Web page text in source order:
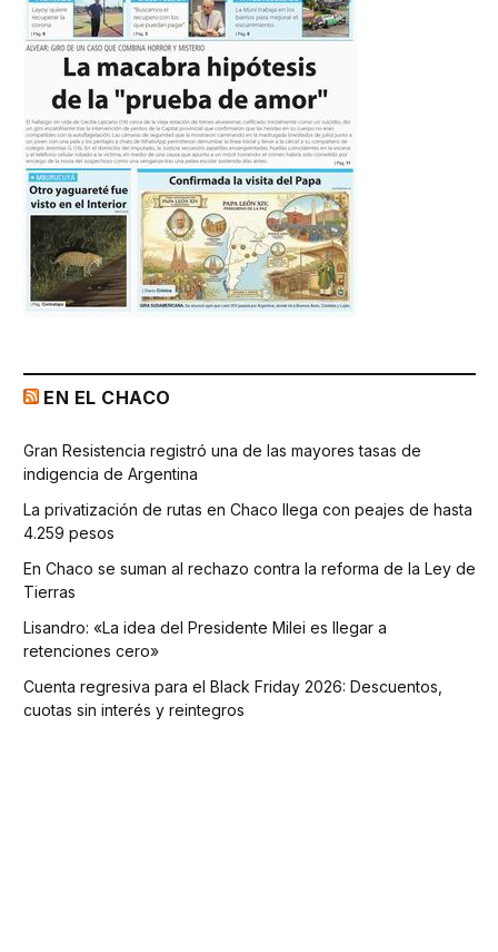
EN EL CHACO
Gran Resistencia registró una de las mayores tasas de
indigencia de Argentina
La privatización de rutas en Chaco llega con peajes de hasta
4.259 pesos
En Chaco se suman al rechazo contra la reforma de la Ley de
Tierras
Lisandro: «La idea del Presidente Milei es llegar a
retenciones cero»
Cuenta regresiva para el Black Friday 2026: Descuentos,
cuotas sin interés y reintegros